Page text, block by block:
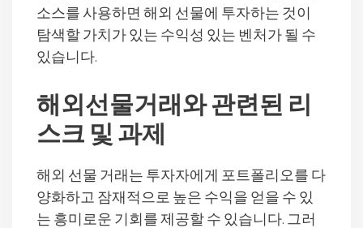
소스를 사용하면 해외 선물에 투자하는 것이
탐색할 가치가 있는 수익성 있는 벤처가 될 수
있습니다.
해외선물거래와 관련된 리
스크 및 과제
해외 선물 거래는 투자자에게 포트폴리오를 다
양화하고 잠재적으로 높은 수익을 얻을 수 있
는 흥미로운 기회를 제공할 수 있습니다. 그러